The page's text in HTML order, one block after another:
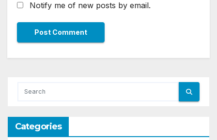
Notify me of new posts by email.
Categories